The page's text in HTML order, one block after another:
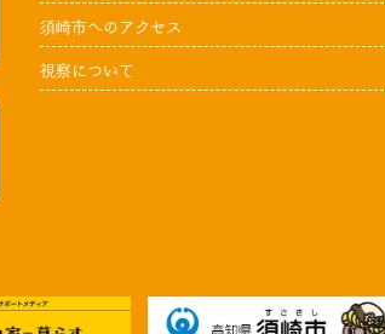
須崎市へのアクセス
視察について